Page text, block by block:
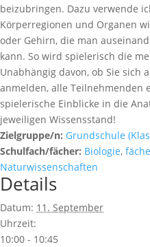
beizubringen. Dazu verwende
Körperregionen und Organen
oder Gehirn, die man
kann. So wird spielerisch die
Unabhängig davon, ob Sie sich
anmelden, alle Teilnehmenden
spielerische Einblicke in die
jeweiligen Wissensstand!
Zielgruppe/n: Grundschule
Schulfach/fächer: Biologie,
Naturwissenschaften
Details
Datum: 11. September
Uhrzeit:
10:00 - 10:45